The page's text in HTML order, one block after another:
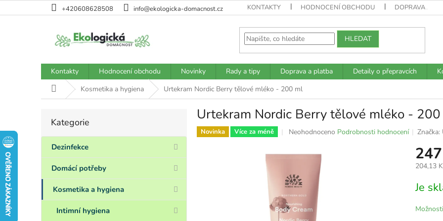
na
+420608628508 info@ekologicka-domacnost.cz KONTAKTY HODNOCENÍ OBCHODU DOPRAVA A
HLEDAT
Kontakty Hodnocení obchodu Novinky Rady a tipy Doprava a platba Detaily o přepravcích
Domů Kosmetika a hygiena Urtekram Nordic Berry tělové mléko - 200 ml
s
r
n
í
Přeskočit
Kategorie
Dezinfekce
Domácí potřeby
Kosmetika a hygiena
Intimní hygiena
Urtekram Nordic Berry tělové mléko -
Novinka Více za méně
Průměrné
z
5
hvězdiček.
Neohodnoceno Podrobnosti hodnocení Značka:
204,13
cena:
Je